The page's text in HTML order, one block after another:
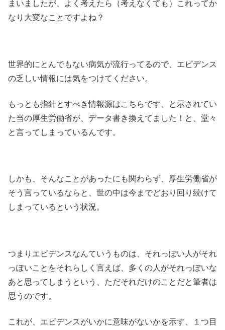
まいましたが、よく考えたら（考えなくても）これってか
なり大変なことですよね？
世界的にとんでもない病気が流行ってるので、エビデンス
の乏しい情報には気をつけてください。
もっとも指針とすべき情報源はこちらです、と示されてい
た当の厚生労働省が、データ書き換えてました！と、堂々
と言ってしまっているんです。
しかも、そんなことがあったにも関わらず、厚生労働省が
そう言っているならと、世の中は今までどおり回り続けて
しまっているという状況。
つまりエビデンスなんていうものは、それっぽい人がそれ
っぽいことをそれらしく言えば、多くの人がそれっぽいな
あと思ってしまうという、ただそれだけのことだと筆者は
思うのです。
これが、エビデンスがいかに意味がないかを示す、１つ目